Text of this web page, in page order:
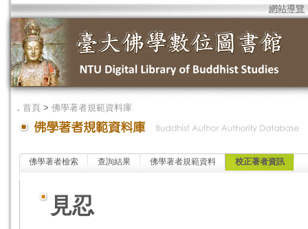
網站導覽
． 首頁 > 佛學著者規範資料庫
佛學著者檢索 查詢結果 佛學著者規範資料 校正著者資訊
見忍